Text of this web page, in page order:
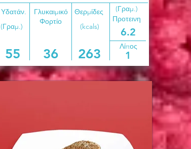
Υδατάν.
Γλυκαιμικό
Φορτίο
(Γραμ.)
Θερμίδες
(kcals)
Προτεινη
6.2
(Γραμ.)
55 36 263 Λίπος
1